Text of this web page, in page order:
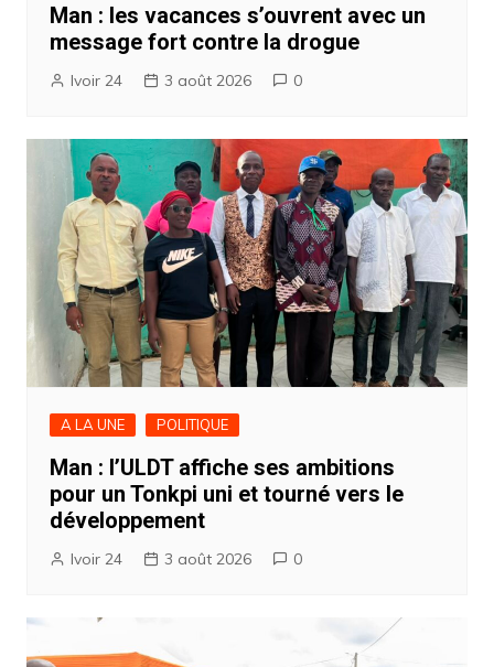
Man : les vacances s’ouvrent avec un
message fort contre la drogue
Ivoir 24 3 août 2026 0
A LA UNE POLITIQUE
Man : l’ULDT affiche ses ambitions
pour un Tonkpi uni et tourné vers le
développement
Ivoir 24 3 août 2026 0